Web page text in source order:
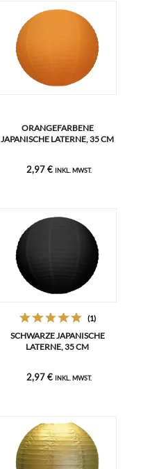
ORANGEFARBENE
JAPANISCHE LATERNE, 35 CM
2,97 € INKL. MWST.
(1)
SCHWARZE JAPANISCHE
LATERNE, 35 CM
2,97 € INKL. MWST.